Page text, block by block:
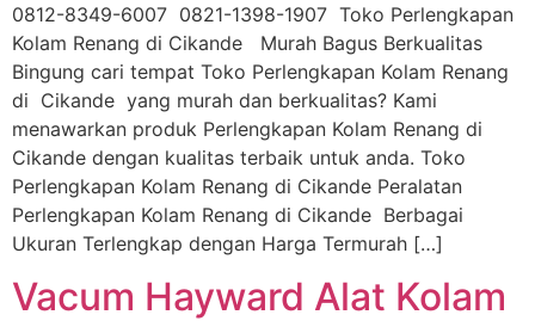
0812-8349-6007 0821-1398-1907 Toko Perlengkapan
Kolam Renang di Cikande Murah Bagus Berkualitas
Bingung cari tempat Toko Perlengkapan Kolam Renang
di Cikande yang murah dan berkualitas? Kami
menawarkan produk Perlengkapan Kolam Renang di
Cikande dengan kualitas terbaik untuk anda. Toko
Perlengkapan Kolam Renang di Cikande Peralatan
Perlengkapan Kolam Renang di Cikande Berbagai
Ukuran Terlengkap dengan Harga Termurah […]
Vacum Hayward Alat Kolam